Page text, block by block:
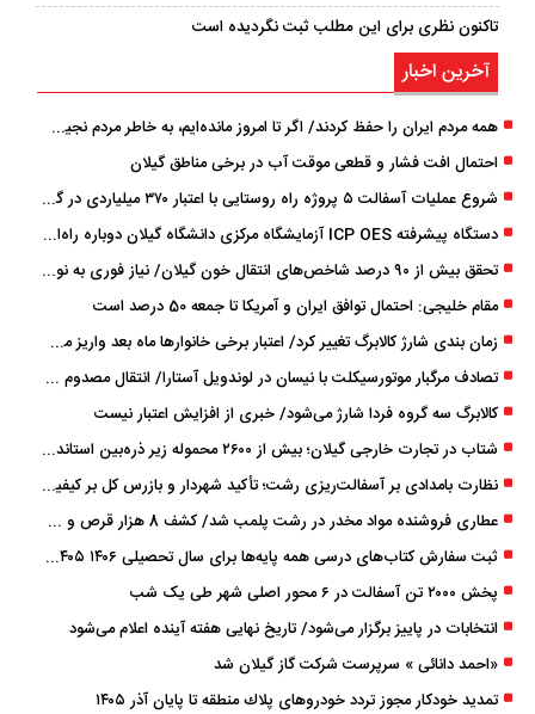
تاکنون نظری برای این مطلب ثبت نگردیده است
آخرین اخبار
همه مردم ایران را حفظ کردند/ اگر تا امروز مانده‌ایم، به ‌خاطر مردم نجیب ایران بوده است
احتمال افت فشار و قطعی موقت آب در برخی مناطق گیلان
شروع عملیات آسفالت ۵ پروژه راه ‌روستایی با اعتبار ۳۷۰ میلیاردی در گیلان
دستگاه پیشرفته ICP OES آزمایشگاه مرکزی دانشگاه گیلان دوباره راه‌اندازی شد
تحقق بیش از ۹۰ درصد شاخص‌های انتقال خون گیلان/ نیاز فوری به نوسازی تجهیزات آزمایشگاهی
مقام خلیجی: احتمال توافق ایران و آمریکا تا جمعه 50 درصد است
زمان ‌بندی شارژ کالابرگ تغییر کرد/ اعتبار برخی خانوارها ماه بعد واریز می‌شود
تصادف مرگبار موتورسیکلت با نیسان در لوندویل آستارا/ انتقال مصدوم با اورژانس هوایی به رشت
کالابرگ سه گروه فردا شارژ می‌شود/ خبری از افزایش اعتبار نیست
شتاب در تجارت خارجی گیلان؛ بیش از ۲۶۰۰ محموله زیر ذره‌بین استاندارد
نظارت بامدادی بر آسفالت‌ریزی رشت؛ تأکید شهردار و بازرس کل بر کیفیت اجرای پروژه‌ها
عطاری فروشنده مواد مخدر در رشت پلمب شد/ کشف 8 هزار قرص و 50 لیتر شربت توهم ‌زا
ثبت سفارش کتاب‌های درسی همه پایه‌ها برای سال تحصیلی ۱۴۰۶ ۱۴۰۵ فعال شد
پخش ۲۰۰۰ تن آسفالت در ۶ محور اصلی شهر طی یک شب
انتخابات در پاییز برگزار می‌شود/ تاریخ نهایی هفته آینده اعلام می‌شود
«احمد دانائی » سرپرست شرکت گاز گیلان شد
تمدید خودكار مجوز تردد خودروهای پلاك منطقه تا پایان آذر ۱۴۰۵